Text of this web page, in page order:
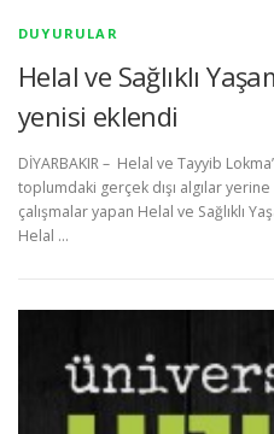
DUYURULAR
Helal ve Sağlıklı
yenisi eklendi
DİYARBAKIR – Helal ve Tayyib
toplumdaki gerçek dışı algılar
çalışmalar yapan Helal ve Sağlıklı
Helal …